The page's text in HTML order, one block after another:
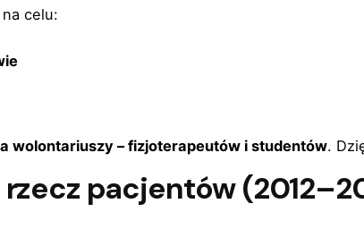
celu:
wolontariuszy – fizjoterapeutów i studentów.
rzecz pacjentów